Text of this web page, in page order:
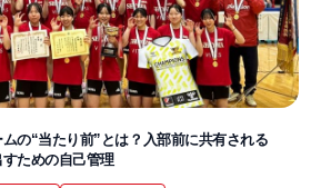
の“当たり前”とは？入部前に共有される
ための自己管理